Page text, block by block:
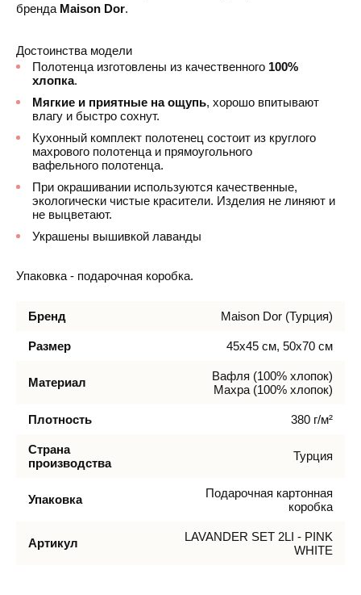
бренда Maison Dor.
Достоинства модели
Полотенца изготовлены из качественного 100%
хлопка.
Мягкие и приятные на ощупь, хорошо впитывают
влагу и быстро сохнут.
Кухонный комплект полотенец состоит из круглого
махрового полотенца и прямоугольного
вафельного полотенца.
При окрашивании используются качественные,
экологически чистые красители. Изделия не линяют и
не выцветают.
Украшены вышивкой лаванды
Упаковка - подарочная коробка.
Бренд Maison Dor (Турция)
Размер 45х45 см, 50х70 см
Материал
Вафля (100% хлопок)
Махра (100% хлопок)
Плотность 380 г/м²
Страна
производства
Турция
Упаковка
Подарочная картонная
коробка
Артикул
LAVANDER SET 2LI - PINK
WHITE